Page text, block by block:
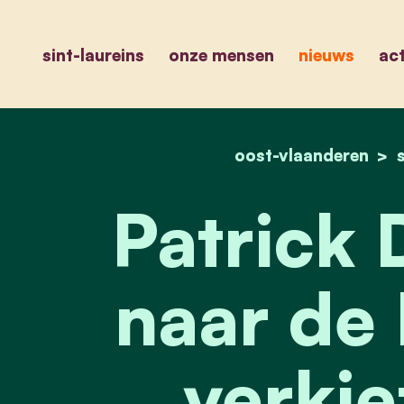
sint-laureins onze mensen nieuws
oost-vlaanderen
Patrick
naar de